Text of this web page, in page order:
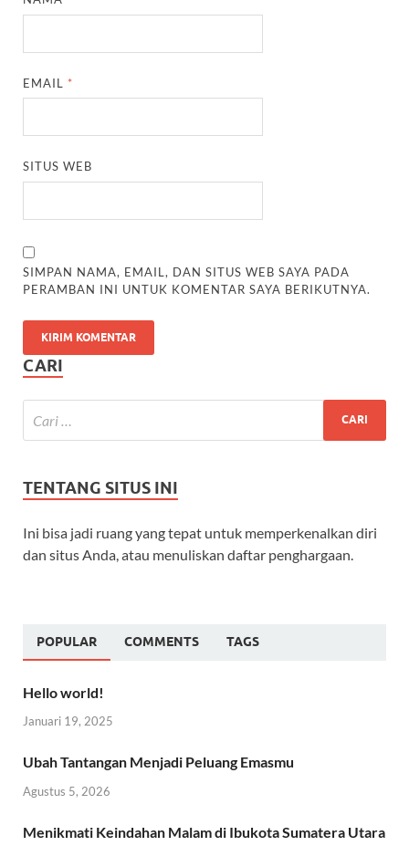
EMAIL *
SITUS WEB
SIMPAN NAMA, EMAIL, DAN SITUS WEB SAYA PADA
PERAMBAN INI UNTUK KOMENTAR SAYA BERIKUTNYA.
CARI
TENTANG SITUS INI
Ini bisa jadi ruang yang tepat untuk memperkenalkan diri
dan situs Anda, atau menuliskan daftar penghargaan.
POPULAR COMMENTS TAGS
Hello world!
Januari 19, 2025
Ubah Tantangan Menjadi Peluang Emasmu
Agustus 5, 2026
Menikmati Keindahan Malam di Ibukota Sumatera Utara